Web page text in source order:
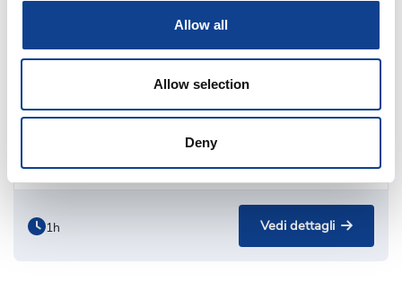
Allow all
Allow selection
Deny
IA e accessibilità per la cultura
di Roncaglia Gino
Parte di 1 percorso
1h Vedi dettagli